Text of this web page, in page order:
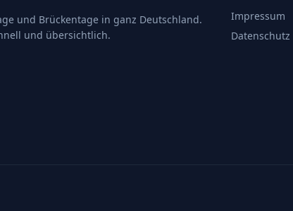
und Brückentage in ganz Deutschland.
und übersichtlich.
Impressum
Datenschutz